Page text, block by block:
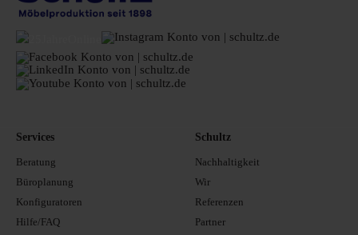
Services
Beratung
Büroplanung
Konfiguratoren
Hilfe/FAQ
Schultz
Nachhaltigkeit
Wir
Referenzen
Partner